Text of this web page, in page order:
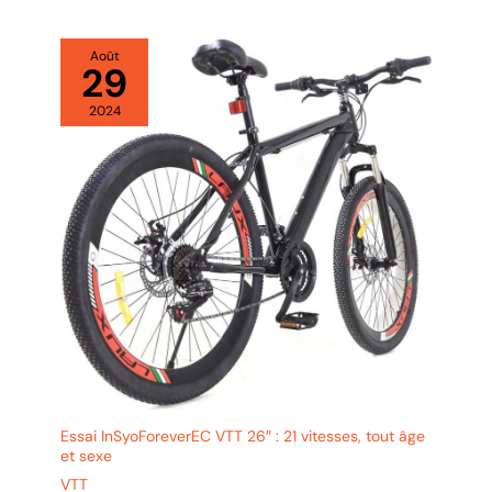
améliorer le confort
pendant la conduite.
Août
29
2024
Essai InSyoForeverEC VTT 26″ : 21 vitesses, tout âge
et sexe
VTT